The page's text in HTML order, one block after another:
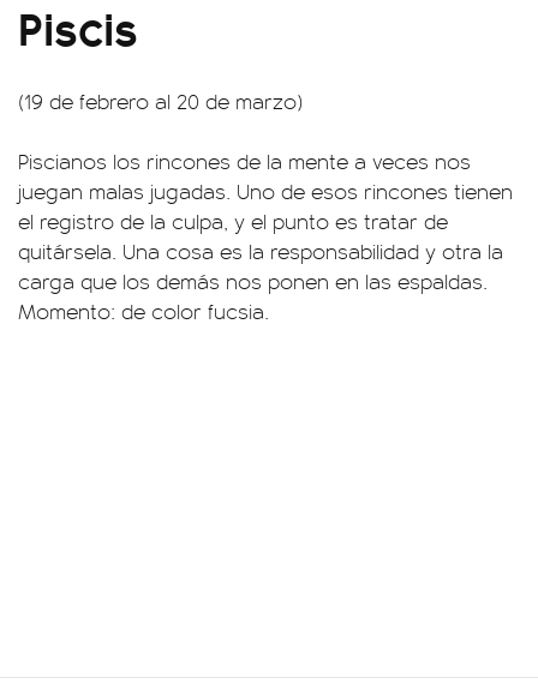
Piscis
(19 de febrero al 20 de marzo)
Piscianos los rincones de la mente a veces nos
juegan malas jugadas. Uno de esos rincones tienen
el registro de la culpa, y el punto es tratar de
quitársela. Una cosa es la responsabilidad y otra la
carga que los demás nos ponen en las espaldas.
Momento: de color fucsia.